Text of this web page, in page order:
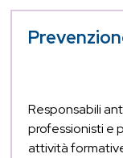
Responsabili
professionisti e
attività